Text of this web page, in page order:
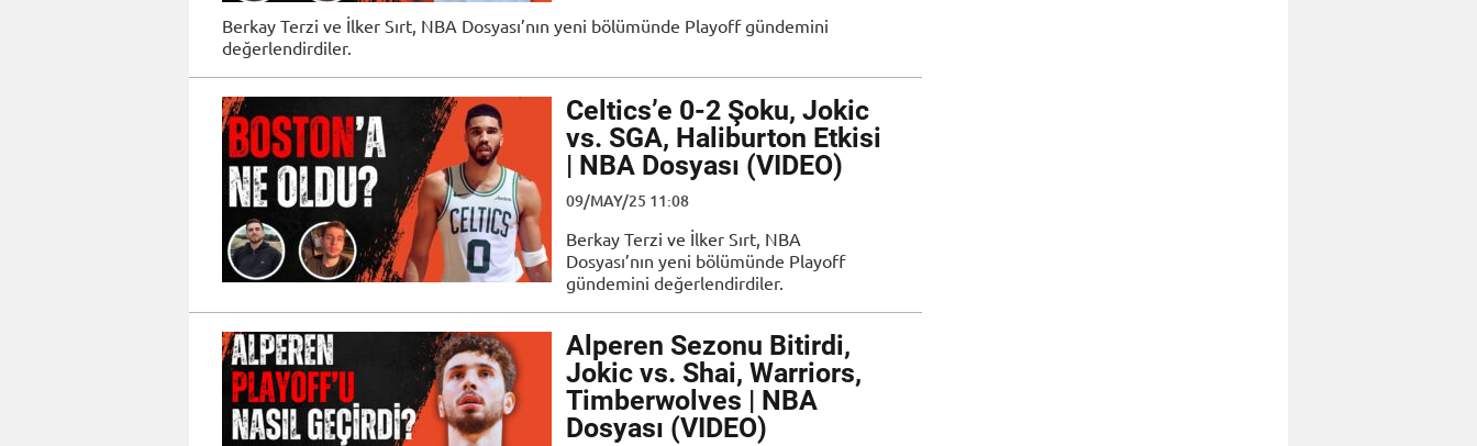
Berkay Terzi ve İlker Sırt, NBA Dosyası’nın yeni bölümünde Playoff gündemini
değerlendirdiler.
Celtics’e 0-2 Şoku, Jokic
vs. SGA, Haliburton Etkisi
| NBA Dosyası (VIDEO)
09/MAY/25 11:08
Berkay Terzi ve İlker Sırt, NBA
Dosyası’nın yeni bölümünde Playoff
gündemini değerlendirdiler.
Alperen Sezonu Bitirdi,
Jokic vs. Shai, Warriors,
Timberwolves | NBA
Dosyası (VIDEO)